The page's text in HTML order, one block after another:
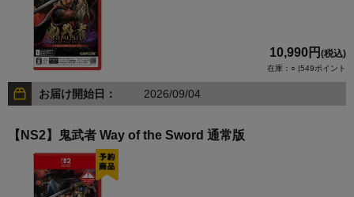
10,990円 (税込)
在庫：○ |549ポイント
お届け開始日： 2026/09/04
【NS2】鬼武者 Way of the Sword 通常版